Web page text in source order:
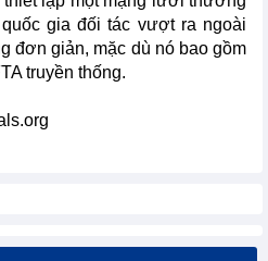
gia đối tác vượt ra ngoài
đơn giản, mặc dù nó bao gồm
truyền thống.